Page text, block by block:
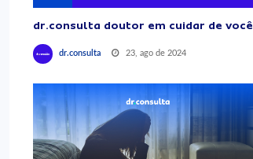
dr.consulta doutor em cuidar de você
dr.consulta 23, ago de 2024